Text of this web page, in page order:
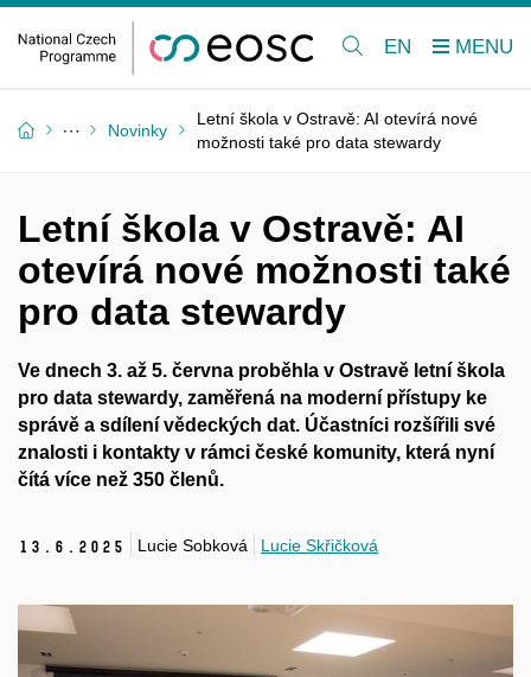
EN
Novinky
Letní škola v Ostravě: AI otevírá nové
možnosti také pro data stewardy
Letní škola v Ostravě: AI
otevírá nové možnosti také
pro data stewardy
Ve dnech 3. až 5. června proběhla v Ostravě letní škola
pro data stewardy, zaměřená na moderní přístupy ke
správě a sdílení vědeckých dat. Účastníci rozšířili své
znalosti i kontakty v rámci české komunity, která nyní
čítá více než 350 členů.
13. 6. 2025 Lucie Sobková Lucie Skřičková